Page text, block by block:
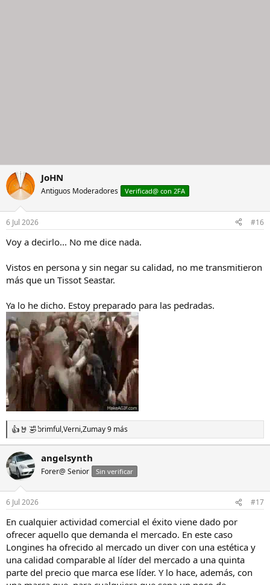
JoHN
Antiguos Moderadores Verificad@ con 2FA
6 Jul 2026 #16
Voy a decirlo... No me dice nada.
Vistos en persona y sin negar su calidad, no me transmitieron
más que un Tissot Seastar.
Ya lo he dicho. Estoy preparado para las pedradas.
R
e
a
c
c
i
o
n
e
s
brimful,Verni,Zumay 9 más
angelsynth
Forer@ Senior Sin verificar
6 Jul 2026 #17
En cualquier actividad comercial el éxito viene dado por
ofrecer aquello que demanda el mercado. En este caso
Longines ha ofrecido al mercado un diver con una estética y
una calidad comparable al líder del mercado a una quinta
parte del precio que marca ese líder. Y lo hace, además, con